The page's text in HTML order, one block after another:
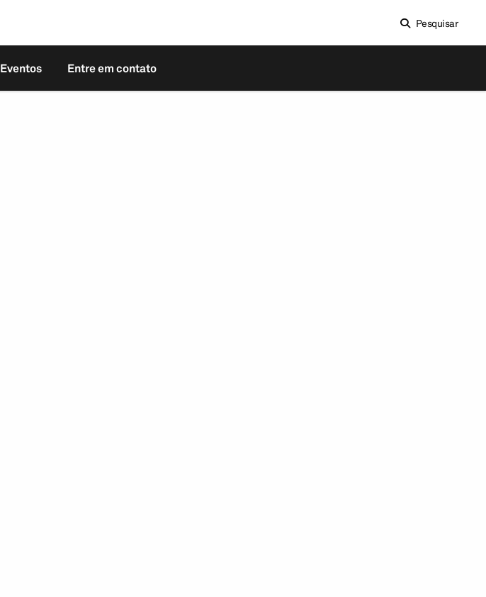
Pesquisar
Eventos Entre em contato